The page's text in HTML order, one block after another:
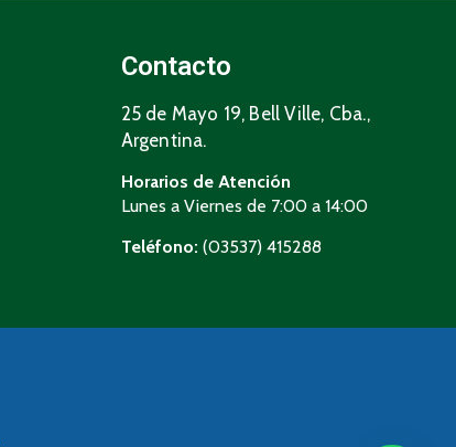
Contacto
25 de Mayo 19, Bell Ville, Cba.,
Argentina.
Horarios de Atención
Lunes a Viernes de 7:00 a 14:00
Teléfono: (03537) 415288